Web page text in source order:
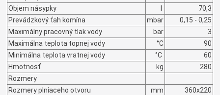
Objem násypky
70,3
Prevádzkový ťah komína
mbar
0,15 - 0,25
Maximálny pracovný tlak vody
bar
3
Maximálna teplota topnej vody
°C
90
Minimálna teplota vratnej vody
°C
60
Hmotnosť
kg
280
Rozmery
Rozmery plniaceho otvoru
mm
360x220